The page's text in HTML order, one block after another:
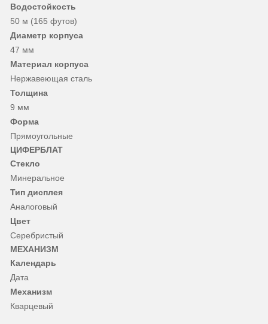
Водостойкость
50 м (165 футов)
Диаметр корпуса
47 мм
Материал корпуса
Нержавеющая сталь
Толщина
9 мм
Форма
Прямоугольные
ЦИФЕРБЛАТ
Стекло
Минеральное
Тип дисплея
Аналоговый
Цвет
Серебристый
МЕХАНИЗМ
Календарь
Дата
Механизм
Кварцевый